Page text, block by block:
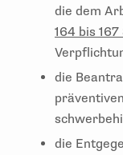
die dem
164 bis 167
die
die